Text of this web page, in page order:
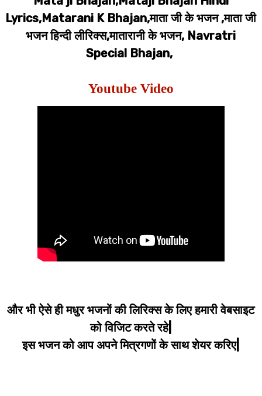
Lyrics,Matarani K Bhajan,माता जी के भजन ,माता जी
भजन हिन्दी लीरिक्स,मातारानी के भजन, Navratri
Special Bhajan,
Youtube Video
और भी ऐसे ही मधुर भजनों की लिरिक्स के लिए हमारी वेबसाइट
को विजिट करते रहे|
इस भजन को आप अपने मित्रगणों के साथ शेयर करिए|